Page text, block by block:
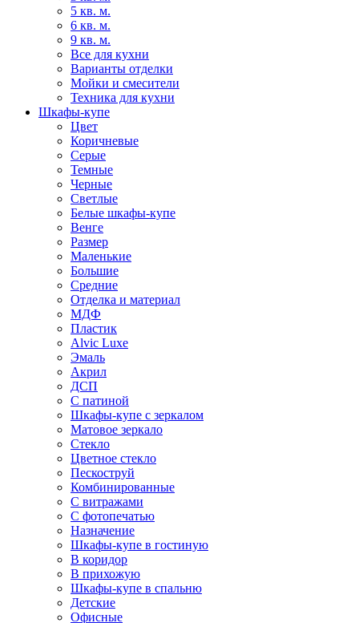
5 кв. м.
6 кв. м.
9 кв. м.
Все для кухни
Варианты отделки
Мойки и смесители
Техника для кухни
Шкафы-купе
Цвет
Коричневые
Серые
Темные
Черные
Светлые
Белые шкафы-купе
Венге
Размер
Маленькие
Большие
Средние
Отделка и материал
МДФ
Пластик
Alvic Luxe
Эмаль
Акрил
ДСП
С патиной
Шкафы-купе с зеркалом
Матовое зеркало
Стекло
Цветное стекло
Пескоструй
Комбинированные
С витражами
С фотопечатью
Назначение
Шкафы-купе в гостиную
В коридор
В прихожую
Шкафы-купе в спальню
Детские
Офисные